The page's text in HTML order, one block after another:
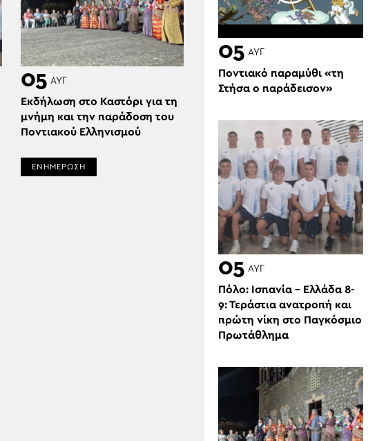
05 ΑΥΓ
Εκδήλωση στο Καστόρι για τη
μνήμη και την παράδοση του
Ποντιακού Ελληνισμού
ΕΝΗΜΕΡΩΣΗ
05 ΑΥΓ
Ποντιακό παραμύθι «τη
Στήσα ο παράδεισον»
05 ΑΥΓ
Πόλο: Ισπανία – Ελλάδα 8-
9: Τεράστια ανατροπή και
πρώτη νίκη στο Παγκόσμιο
Πρωτάθλημα